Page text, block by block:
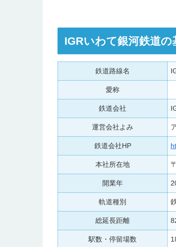
IGRいわて銀河鉄道の
鉄道路線名
愛称
鉄道会社
運営会社よみ
鉄道会社HP
本社所在地
開業年
軌道種別
総延長距離
駅数・停留場数